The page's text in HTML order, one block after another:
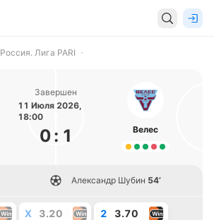
Россия. Лига PARI
Завершен
11 Июля 2026,
18:00
0: 1 Велес
Александр Шубин 54’
X 3.20 2 3.70